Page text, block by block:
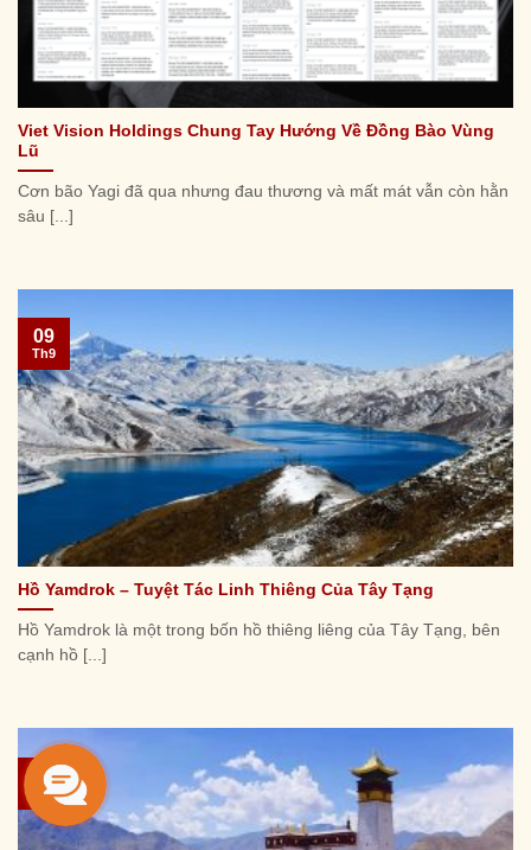
Viet Vision Holdings Chung Tay Hướng Về Đồng Bào Vùng
Lũ
Cơn bão Yagi đã qua nhưng đau thương và mất mát vẫn còn hằn
sâu [...]
Hồ Yamdrok – Tuyệt Tác Linh Thiêng Của Tây Tạng
Hồ Yamdrok là một trong bốn hồ thiêng liêng của Tây Tạng, bên
cạnh hồ [...]
09
Th9
09
Th9